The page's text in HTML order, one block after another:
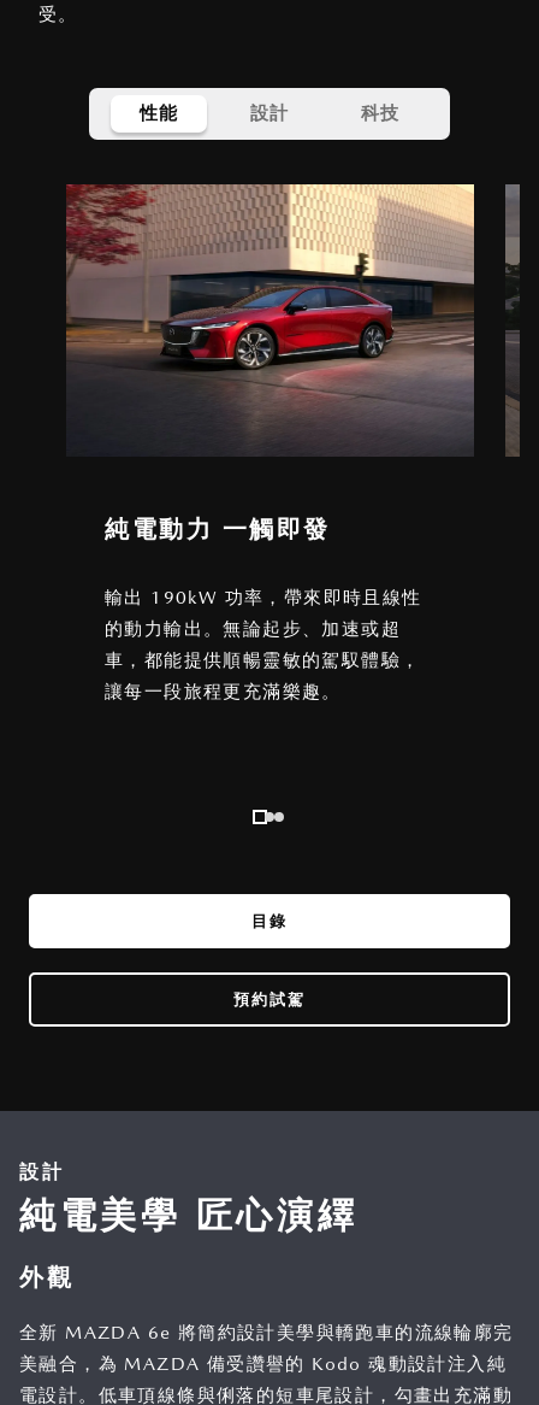
受。
性能 設計 科技
純電動力 一觸即發
輸出 190kW 功率，帶來即時且線性
的動力輸出。無論起步、加速或超
車，都能提供順暢靈敏的駕馭體驗，
讓每一段旅程更充滿樂趣。
目錄
預約試駕
設計
純電美學 匠心演繹
外觀
全新 MAZDA 6e 將簡約設計美學與轎跑車的流線輪廓完
美融合，為 MAZDA 備受讚譽的 Kodo 魂動設計注入純
電設計。低車頂線條與俐落的短車尾設計，勾畫出充滿動